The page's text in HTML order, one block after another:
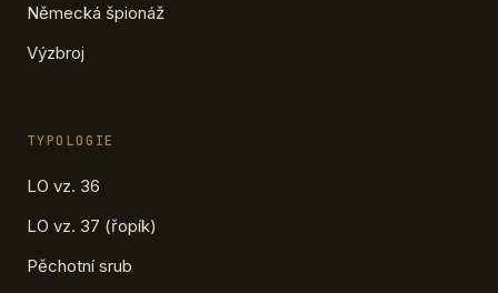
Německá špionáž
Výzbroj
TYPOLOGIE
LO vz. 36
LO vz. 37 (řopík)
Pěchotní srub